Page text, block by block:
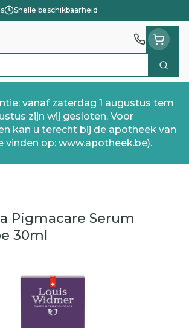
Snelle beschikbaarheid
Zoek
vanaf zaterdag 1 augustus tem
zijn wij gesloten. Voor
kan u terecht bij de apotheek van
vinden op: www.apotheek.be).
Pigmacare Serum
30ml